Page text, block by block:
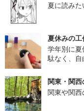
夏に読みた
夏休みの
学年別に
駄なく、自
関東・関
関東や関